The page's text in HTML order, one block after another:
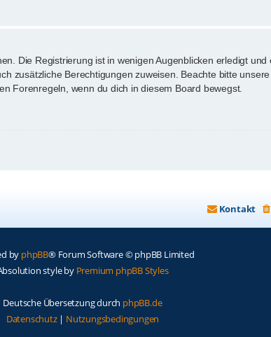
Die Registrierung ist in wenigen Augenblicken erledigt
zusätzliche Berechtigungen zuweisen. Beachte bitte
Forenregeln, wenn du dich in diesem Board bewegst.
Kontakt
by phpBB® Forum Software © phpBB Limited
style by Premium phpBB Styles
Deutsche Übersetzung durch phpBB.de
Datenschutz| Nutzungsbedingungen